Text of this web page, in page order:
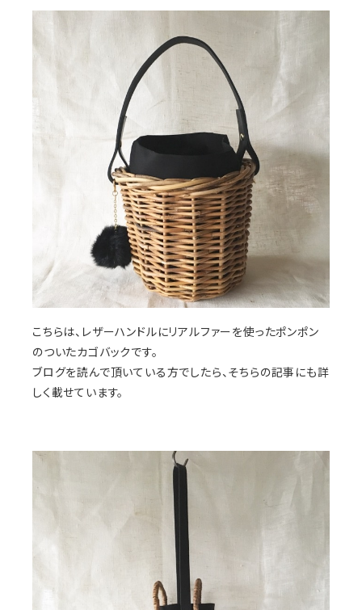
こちらは、レザーハンドルにリアルファーを使ったポンポン
のついたカゴバックです。
ブログを読んで頂いている方でしたら、そちらの記事にも詳
しく載せています。